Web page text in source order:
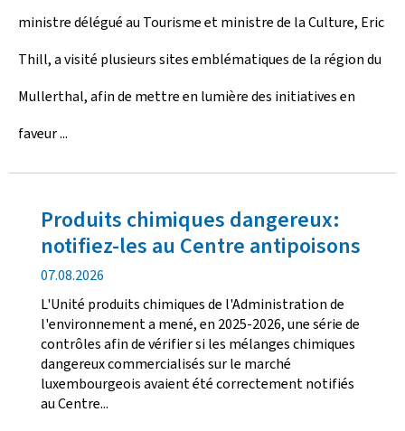
e
d
e
ministre délégué au Tourisme et ministre de la Culture, Eric
Thill, a visité plusieurs sites emblématiques de la région du
Mullerthal, afin de mettre en lumière des initiatives en
faveur ...
Produits chimiques dangereux:
notifiez-les au Centre antipoisons
d
a
t
e
d
e
p
u
07.08.2026
L'Unité produits chimiques de l'Administration de
l'environnement a mené, en 2025-2026, une série de
contrôles afin de vérifier si les mélanges chimiques
dangereux commercialisés sur le marché
luxembourgeois avaient été correctement notifiés
au Centre...